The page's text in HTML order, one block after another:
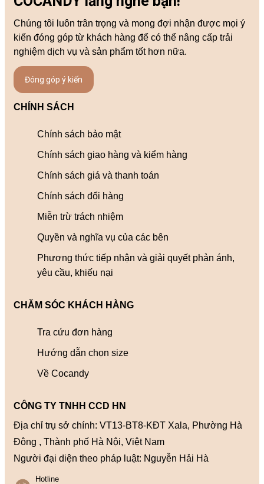
Chúng tôi luôn trân trọng và mong đợi nhận được mọi ý
kiến đóng góp từ khách hàng để có thể nâng cấp trải
nghiệm dịch vụ và sản phẩm tốt hơn nữa.
Đóng góp ý kiến
CHÍNH SÁCH
Chính sách bảo mật
Chính sách giao hàng và kiểm hàng
Chính sách giá và thanh toán
Chính sách đổi hàng
Miễn trừ trách nhiệm
Quyền và nghĩa vụ của các bên
Phương thức tiếp nhận và giải quyết phản ánh,
yêu cầu, khiếu nại
Hotline
CÔNG TY TNHH CCD HN
Địa chỉ trụ sở chính: VT13-BT8-KĐT Xala, Phường Hà
Đông , Thành phố Hà Nội, Việt Nam
Người đại diện theo pháp luật: Nguyễn Hải Hà
CHĂM SÓC KHÁCH HÀNG
Tra cứu đơn hàng
Hướng dẫn chọn size
Về Cocandy